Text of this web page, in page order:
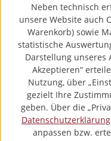
Bio-Fachhändler
Unternehmen
Service
Angebote
Folgen Sie uns
Neben technisch
unsere Website auch
Warenkorb) sowie
statistische
Darstellung unseres
Akzeptieren“
Nutzung, über
gezielt Ihre
geben. Über die
Datenschutzerklärung
anpassen bzw.